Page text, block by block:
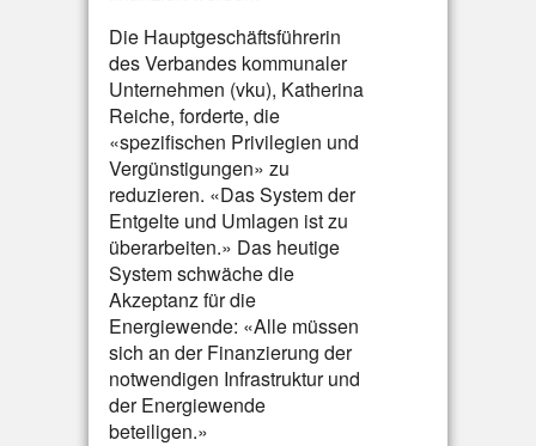
Die Hauptgeschäftsführerin
des Verbandes kommunaler
Unternehmen (vku), Katherina
Reiche, forderte, die
«spezifischen Privilegien und
Vergünstigungen» zu
reduzieren. «Das System der
Entgelte und Umlagen ist zu
überarbeiten.» Das heutige
System schwäche die
Akzeptanz für die
Energiewende: «Alle müssen
sich an der Finanzierung der
notwendigen Infrastruktur und
der Energiewende
beteiligen.»